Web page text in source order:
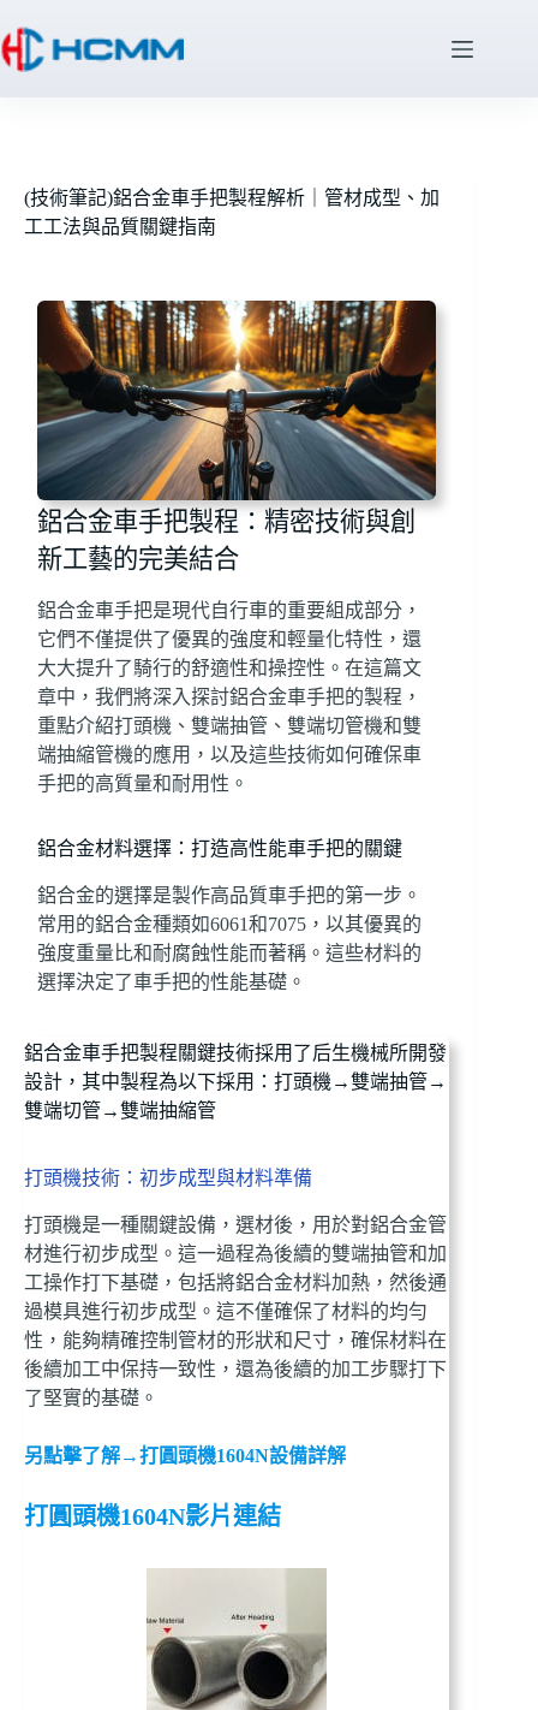
(技術筆記)鋁合金車手把製程解析｜管材成型、加
工工法與品質關鍵指南
鋁合金車手把製程：精密技術與創
新工藝的完美結合
鋁合金車手把是現代自行車的重要組成部分，
它們不僅提供了優異的強度和輕量化特性，還
大大提升了騎行的舒適性和操控性。在這篇文
章中，我們將深入探討鋁合金車手把的製程，
重點介紹打頭機、雙端抽管、雙端切管機和雙
端抽縮管機的應用，以及這些技術如何確保車
手把的高質量和耐用性。
鋁合金材料選擇：打造高性能車手把的關鍵
鋁合金的選擇是製作高品質車手把的第一步。
常用的鋁合金種類如6061和7075，以其優異的
強度重量比和耐腐蝕性能而著稱。這些材料的
選擇決定了車手把的性能基礎。
鋁合金車手把製程關鍵技術採用了后生機械所開發
設計，其中製程為以下採用：打頭機→雙端抽管→
雙端切管→雙端抽縮管
打頭機技術：初步成型與材料準備
打頭機是一種關鍵設備，選材後，用於對鋁合金管
材進行初步成型。這一過程為後續的雙端抽管和加
工操作打下基礎，包括將鋁合金材料加熱，然後通
過模具進行初步成型。這不僅確保了材料的均勻
性，能夠精確控制管材的形狀和尺寸，確保材料在
後續加工中保持一致性，還為後續的加工步驟打下
了堅實的基礎。
另點擊了解→打圓頭機1604N設備詳解
打圓頭機1604N影片連結